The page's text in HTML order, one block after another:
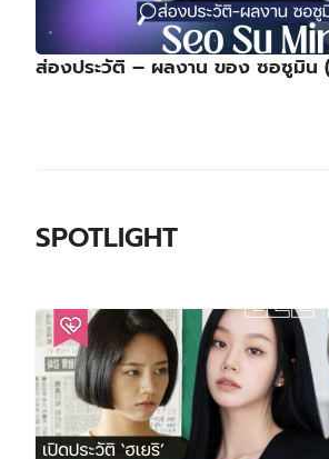
ส่องประวัติ – ผลงาน ของ ซอซูมิน
SPOTLIGHT